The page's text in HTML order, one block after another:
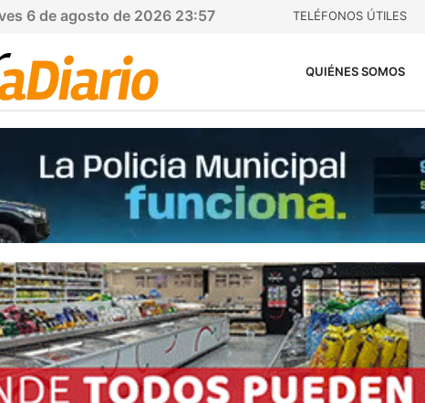
6 de agosto de 2026 23:57 TELÉFONOS ÚTILES
QUIÉNES SOMOS